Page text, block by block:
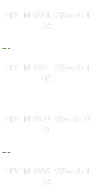
113 TN 1661-KS3web-1
00
113 TN 1664-KS3web-1
00
113 TN 1679-KSweb-10
0
113 TN 1688-KS3web-1
00